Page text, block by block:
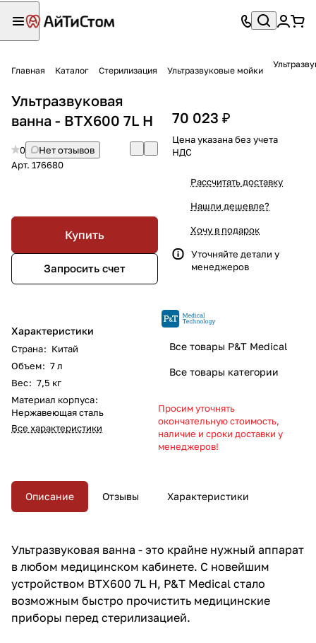
Главная Каталог Стерилизация Ультразвуковые мойки
Ультразвуковая
ванна - BTX600 7L H
0
Нет отзывов
Арт. 176680
Купить
Запросить счет
Характеристики
Страна: Китай
Объем: 7 л
Вес: 7,5 кг
Материал корпуса:
Нержавеющая сталь
Все характеристики
70 023 ₽
Цена указана без учета
НДС
Рассчитать доставку
Нашли дешевле?
Хочу в подарок
Уточняйте детали у
менеджеров
Все товары P&T Medical
Все товары категории
Просим уточнять
окончательную стоимость,
наличие и сроки доставки у
менеджеров!
Описание Отзывы Характеристики
Ультразвуковая ванна - это крайне нужный аппарат
в любом медицинском кабинете. С новейшим
устройством BTX600 7L Н, P&T Medical стало
возможным быстро прочистить медицинские
приборы перед стерилизацией.